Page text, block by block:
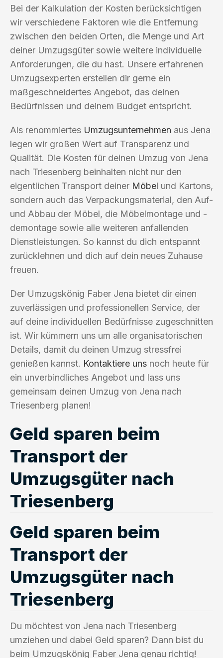
Bei der Kalkulation der Kosten berücksichtigen
wir verschiedene Faktoren wie die Entfernung
zwischen den beiden Orten, die Menge und Art
deiner Umzugsgüter sowie weitere individuelle
Anforderungen, die du hast. Unsere erfahrenen
Umzugsexperten erstellen dir gerne ein
maßgeschneidertes Angebot, das deinen
Bedürfnissen und deinem Budget entspricht.
Als renommiertes Umzugsunternehmen aus Jena
legen wir großen Wert auf Transparenz und
Qualität. Die Kosten für deinen Umzug von Jena
nach Triesenberg beinhalten nicht nur den
eigentlichen Transport deiner Möbel und Kartons,
sondern auch das Verpackungsmaterial, den Auf-
und Abbau der Möbel, die Möbelmontage und -
demontage sowie alle weiteren anfallenden
Dienstleistungen. So kannst du dich entspannt
zurücklehnen und dich auf dein neues Zuhause
freuen.
Der Umzugskönig Faber Jena bietet dir einen
zuverlässigen und professionellen Service, der
auf deine individuellen Bedürfnisse zugeschnitten
ist. Wir kümmern uns um alle organisatorischen
Details, damit du deinen Umzug stressfrei
genießen kannst. Kontaktiere uns noch heute für
ein unverbindliches Angebot und lass uns
gemeinsam deinen Umzug von Jena nach
Triesenberg planen!
Geld sparen beim
Transport der
Umzugsgüter nach
Triesenberg
Geld sparen beim
Transport der
Umzugsgüter nach
Triesenberg
Du möchtest von Jena nach Triesenberg
umziehen und dabei Geld sparen? Dann bist du
beim Umzugskönig Faber Jena genau richtig!